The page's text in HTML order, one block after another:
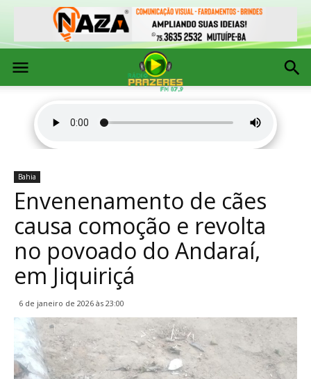
Bahia
Envenenamento de cães
causa comoção e revolta
no povoado do Andaraí,
em Jiquiriçá
6 de janeiro de 2026 às 23:00